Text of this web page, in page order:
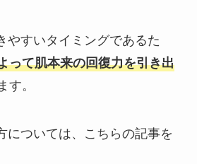
やすいタイミングであるた
って肌本来の回復力を引き出
す。
については、こちらの記事を